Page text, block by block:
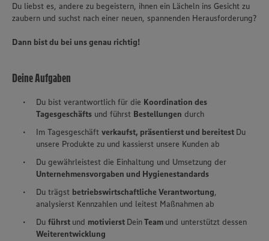
Du liebst es, andere zu begeistern, ihnen ein Lächeln ins Gesicht zu
zaubern und suchst nach einer neuen, spannenden Herausforderung?
Dann bist du bei uns genau richtig!
Deine Aufgaben
Du bist verantwortlich für die Koordination des
Tagesgeschäfts und führst Bestellungen durch
Im Tagesgeschäft verkaufst, präsentierst und bereitest Du
unsere Produkte zu und kassierst unsere Kunden ab
Du gewährleistest die Einhaltung und Umsetzung der
Unternehmensvorgaben und Hygienestandards
Du trägst betriebswirtschaftliche Verantwortung,
analysierst Kennzahlen und leitest Maßnahmen ab
Du führst und motivierst DeinTeam und unterstützt dessen
Weiterentwicklung